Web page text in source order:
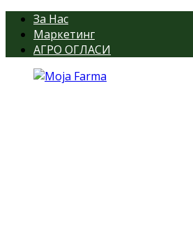
За Нас
Маркетинг
АГРО ОГЛАСИ